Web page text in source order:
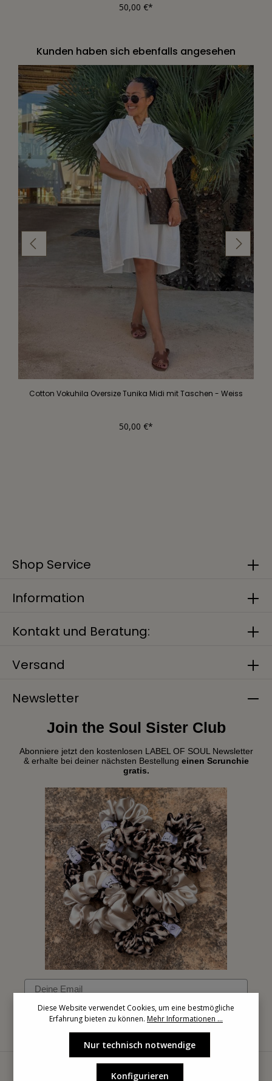
50,00 €*
Kunden haben sich ebenfalls angesehen
Cotton Vokuhila Oversize Tunika Midi mit Taschen - Weiss
50,00 €*
Kontakt und Beratung:
Versand
Newsletter
Join the Soul Sister Club
Abonniere jetzt den kostenlosen LABEL OF SOUL Newsletter
& erhalte bei deiner nächsten Bestellung einen Scrunchie
gratis.
Email
Shop Service
Information
Diese Website verwendet Cookies, um eine bestmögliche
Erfahrung bieten zu können. Mehr Informationen ...
Nur technisch notwendige
Konfigurieren